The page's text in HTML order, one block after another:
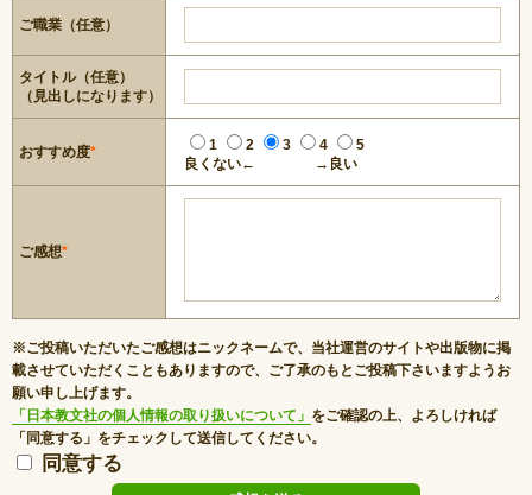
ご職業（任意）
タイトル（任意）
（見出しになります）
おすすめ度* 1 2 3 4
5
良くない←
→良い
ご感想*
※ご投稿いただいたご感想はニックネームで、当社運営のサイトや出版物に掲
載させていただくこともありますので、ご了承のもとご投稿下さいますようお
願い申し上げます。
「日本教文社の個人情報の取り扱いについて」 をご確認の上、よろしければ
「同意する」をチェックして送信してください。
同意する